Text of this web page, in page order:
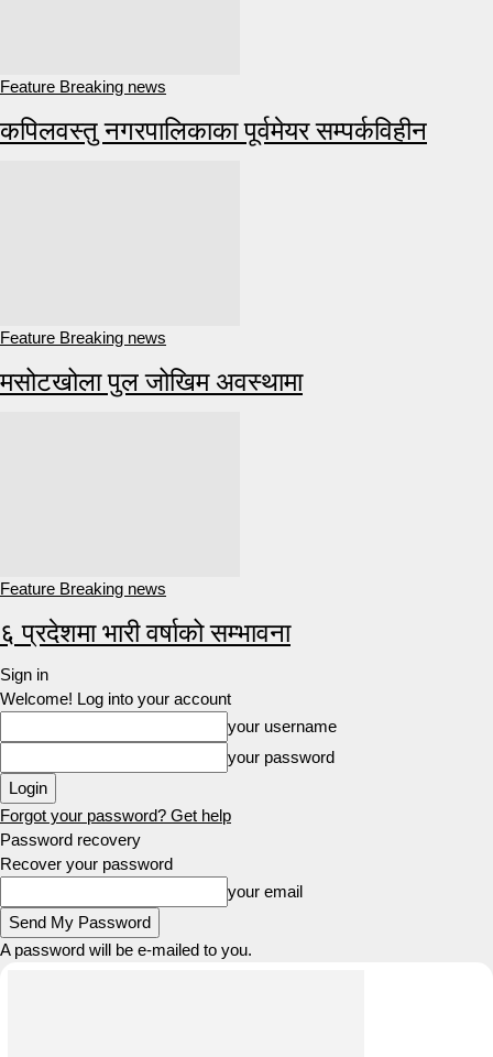
Feature Breaking news
कपिलवस्तु नगरपालिकाका पूर्वमेयर सम्पर्कविहीन
Feature Breaking news
मसोटखोला पुल जोखिम अवस्थामा
Feature Breaking news
६ प्रदेशमा भारी वर्षाको सम्भावना
Sign in
Welcome! Log into your account
your username
your password
Forgot your password? Get help
Password recovery
Recover your password
your email
A password will be e-mailed to you.